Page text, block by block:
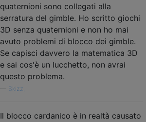
quaternioni sono collegati alla
serratura del gimble. Ho scritto giochi
3D senza quaternioni e non ho mai
avuto problemi di blocco dei gimble.
Se capisci davvero la matematica 3D
e sai cos'è un lucchetto, non avrai
questo problema.
Skizz,
Il blocco cardanico è in realtà causato